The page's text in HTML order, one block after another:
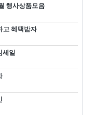
행사상품모음
고 혜택받자
세일